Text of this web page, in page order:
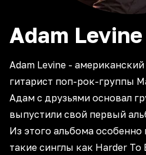
Adam Levine
Adam Levine -
гитарист поп-рок-группы
Адам с друзьями основал
выпустили свой первый
Из этого альбома
такие синглы как Harder To